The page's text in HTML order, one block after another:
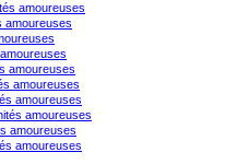
amoureuses
amoureuses
amoureuses
amoureuses
amoureuses
amoureuses
amoureuses
amoureuses